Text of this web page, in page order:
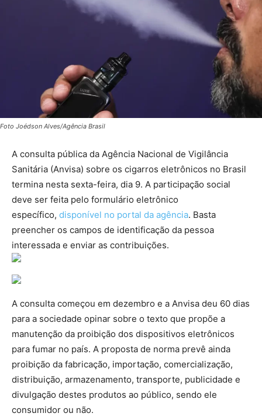
Foto Joédson Alves/Agência Brasil
A consulta pública da Agência Nacional de Vigilância
Sanitária (Anvisa) sobre os cigarros eletrônicos no Brasil
termina nesta sexta-feira, dia 9. A participação social
deve ser feita pelo formulário eletrônico
específico, disponível no portal da agência. Basta
preencher os campos de identificação da pessoa
interessada e enviar as contribuições.
A consulta começou em dezembro e a Anvisa deu 60 dias
para a sociedade opinar sobre o texto que propõe a
manutenção da proibição dos dispositivos eletrônicos
para fumar no país. A proposta de norma prevê ainda
proibição da fabricação, importação, comercialização,
distribuição, armazenamento, transporte, publicidade e
divulgação destes produtos ao público, sendo ele
consumidor ou não.